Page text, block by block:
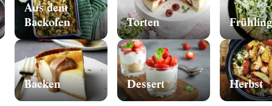
Aus dem
Backofen
Backen
Torten
Dessert
Frühling
Herbst